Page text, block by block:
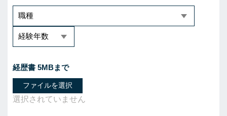
経歴書 5MBまで
ファイルを選択